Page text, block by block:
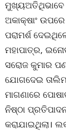
ମୁଖ୍ୟଅତିଥିଭାବେ
ଅକାକ୍ଷାଂ
ପରାମର୍ଶ
ମହାପାତ୍ର,
ସରୋଜ କୁମାର
ଯୋଗଦେଇ
ମାଗଣାରେ
ନିଷ୍ଠା
କରାଯାଇଥିଲା।